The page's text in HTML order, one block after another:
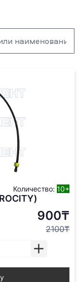
Количество: 10+
900₸
2100₸